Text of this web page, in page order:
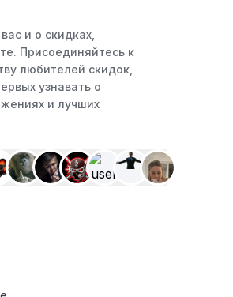
Присоединяйтесь к
предлагаемым интернет-
пользоваться такими
скидки только для участников,
или эксклюзивным
предоставляет ли Самурай
для студентов, ветеранов или
и о скидках,
Присоединяйтесь к
любителей скидок,
узнавать о
и лучших